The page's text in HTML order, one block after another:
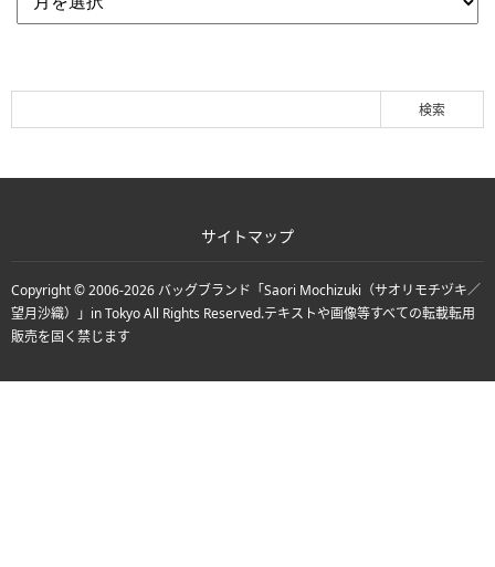
サイトマップ
Copyright © 2006-2026 バッグブランド「Saori Mochizuki（サオリモチヅキ／
望月沙織）」in TokyoAll Rights Reserved.テキストや画像等すべての転載転用
販売を固く禁じます